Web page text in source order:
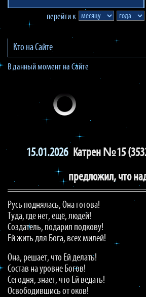
перейти к
Кто на Сайте
В данный момент на Сайте
15.01.2026 Катрен №15
предложил, что
Русь поднялась, Она готова!
Туда, где нет, ещё, людей!
Создатель, подарил подкову!
Ей жить для Бога, всех милей!
Она, решает, что Ей делать!
Состав на уровне Богов!
Сегодня, знает, что Ей ведать!
Освободившись от оков!